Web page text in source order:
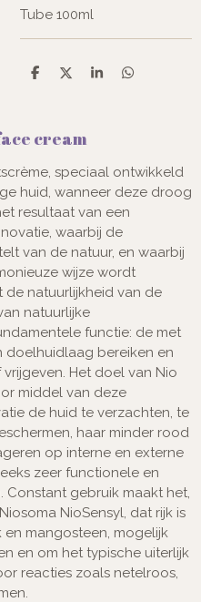
Tube 100ml
D
D
S
D
cream
speciaal ontwikkeld
huid, wanneer deze droog
resultaat van een
waarbij de
van de natuur, en waarbij
wijze wordt
de natuurlijkheid van de
natuurlijke
functie: de met
bereiken en
Het doel van Nio
middel van deze
de huid te verzachten, te
haar minder rood
op interne en externe
zeer functionele en
gebruik maakt het,
NioSensyl, dat rijk is
en mangosteen, mogelijk
en om het typische uiterlijk
reacties zoals netelroos,